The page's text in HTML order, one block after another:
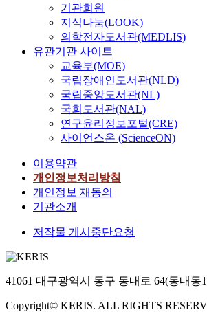
기관회원
지식나눔(LOOK)
의학전자도서관(MEDLIS)
유관기관 사이트
교육부(MOE)
국립장애인도서관(NLD)
국립중앙도서관(NL)
국회도서관(NAL)
연구윤리정보포털(CRE)
사이언스온 (ScienceON)
이용약관
개인정보처리방침
개인정보 재동의
기관소개
저작물 게시중단요청
41061 대구광역시 동구 동내로 64(동내동
Copyright© KERIS. ALL RIGHTS